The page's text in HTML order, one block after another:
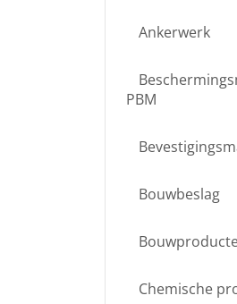
Ankerwerk
PBM
Bouwbeslag
Chemische